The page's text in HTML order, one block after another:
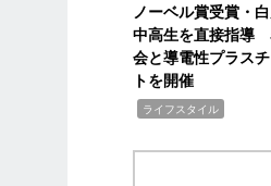
ノーベル賞受賞・
中高生を直接指導
会と導電性プラス
トを開催
ライフスタイル